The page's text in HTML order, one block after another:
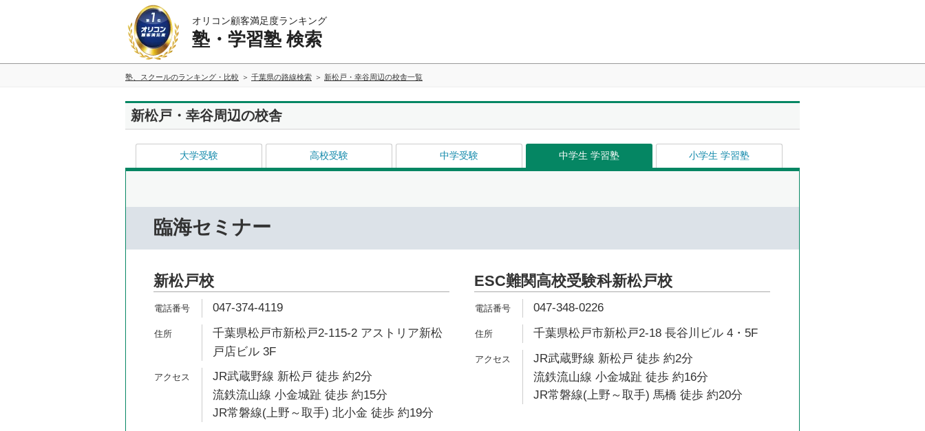
オリコン顧客満足度ランキング
塾・学習塾 検索
塾、スクールのランキング・比較 千葉県の路線検索 新松戸・幸谷周辺の校舎一覧
新松戸・幸谷周辺の校舎
大学受験 高校受験 中学受験 中学生 学習塾 小学生 学習塾
臨海セミナー
新松戸校
047-374-4119
千葉県松戸市新松戸2-115-2 アストリア新松
戸店ビル 3F
JR武蔵野線 新松戸 徒歩 約2分
流鉄流山線 小金城趾 徒歩 約15分
JR常磐線(上野～取手) 北小金 徒歩 約19分
ESC難関高校受験科新松戸校
047-348-0226
千葉県松戸市新松戸2-18 長谷川ビル 4・5F
JR武蔵野線 新松戸 徒歩 約2分
流鉄流山線 小金城趾 徒歩 約16分
JR常磐線(上野～取手) 馬橋 徒歩 約20分